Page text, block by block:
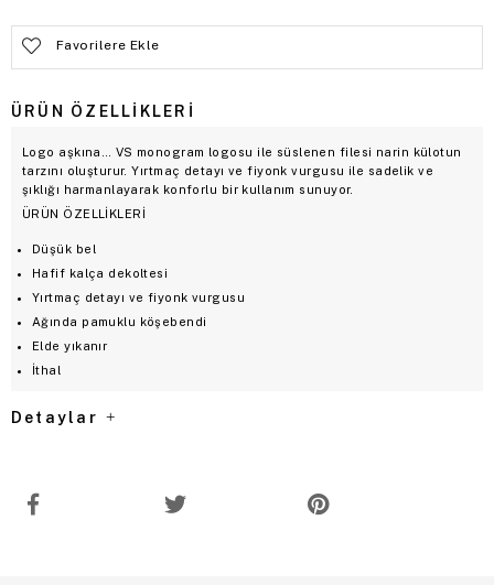
Favorilere Ekle
ÜRÜN ÖZELLIKLERI
Logo aşkına… VS monogram logosu ile süslenen filesi narin külotun
tarzını oluşturur. Yırtmaç detayı ve fiyonk vurgusu ile sadelik ve
şıklığı harmanlayarak konforlu bir kullanım sunuyor.
ÜRÜN ÖZELLİKLERİ
Düşük bel
Hafif kalça dekoltesi
Yırtmaç detayı ve fiyonk vurgusu
Ağında pamuklu köşebendi
Elde yıkanır
İthal
Detaylar